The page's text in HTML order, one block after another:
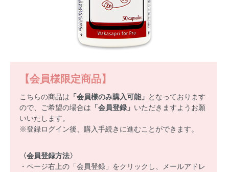
【会員様限定商品】
こちらの商品は 「会員様のみ購入可能」 となっております
ので、ご希望の場合は 「会員登録」 いただきますようお願
いいたします。
※登録ログイン後、購入手続きに進むことができます。
〈会員登録方法〉
・ページ右上の「会員登録」をクリックし、メールアドレ